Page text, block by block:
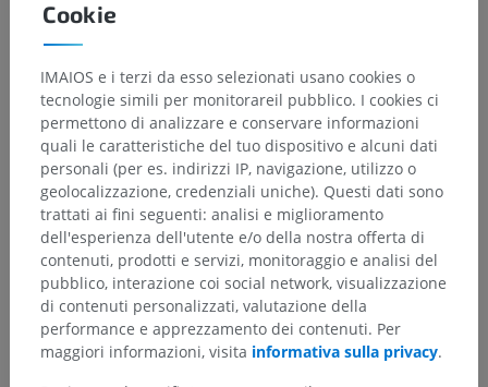
Cookie
IMAIOS e i terzi da esso selezionati usano cookies o
tecnologie simili per monitorareil pubblico. I cookies ci
permettono di analizzare e conservare informazioni
quali le caratteristiche del tuo dispositivo e alcuni dati
personali (per es. indirizzi IP, navigazione, utilizzo o
geolocalizzazione, credenziali uniche). Questi dati sono
trattati ai fini seguenti: analisi e miglioramento
dell'esperienza dell'utente e/o della nostra offerta di
contenuti, prodotti e servizi, monitoraggio e analisi del
pubblico, interazione coi social network, visualizzazione
di contenuti personalizzati, valutazione della
performance e apprezzamento dei contenuti. Per
maggiori informazioni, visita informativa sulla privacy.